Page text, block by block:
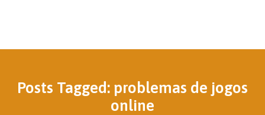
Posts Tagged: problemas de jogos
online